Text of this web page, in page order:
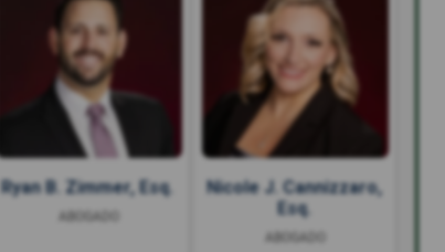
Ryan B. Zimmer, Esq.
ABOGADO
Nicole J. Cannizzaro,
Esq.
ABOGADO